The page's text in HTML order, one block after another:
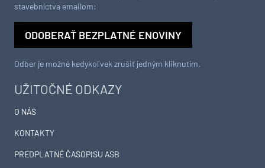
UŽITOČNÉ ODKAZY
O NÁS
KONTAKTY
PREDPLATNÉ ČASOPISU ASB
stavebníctva emailom:
ODOBERAŤ BEZPLATNÉ ENOVINY
Odber je možné kedykoľvek zrušiť jedným kliknutím.